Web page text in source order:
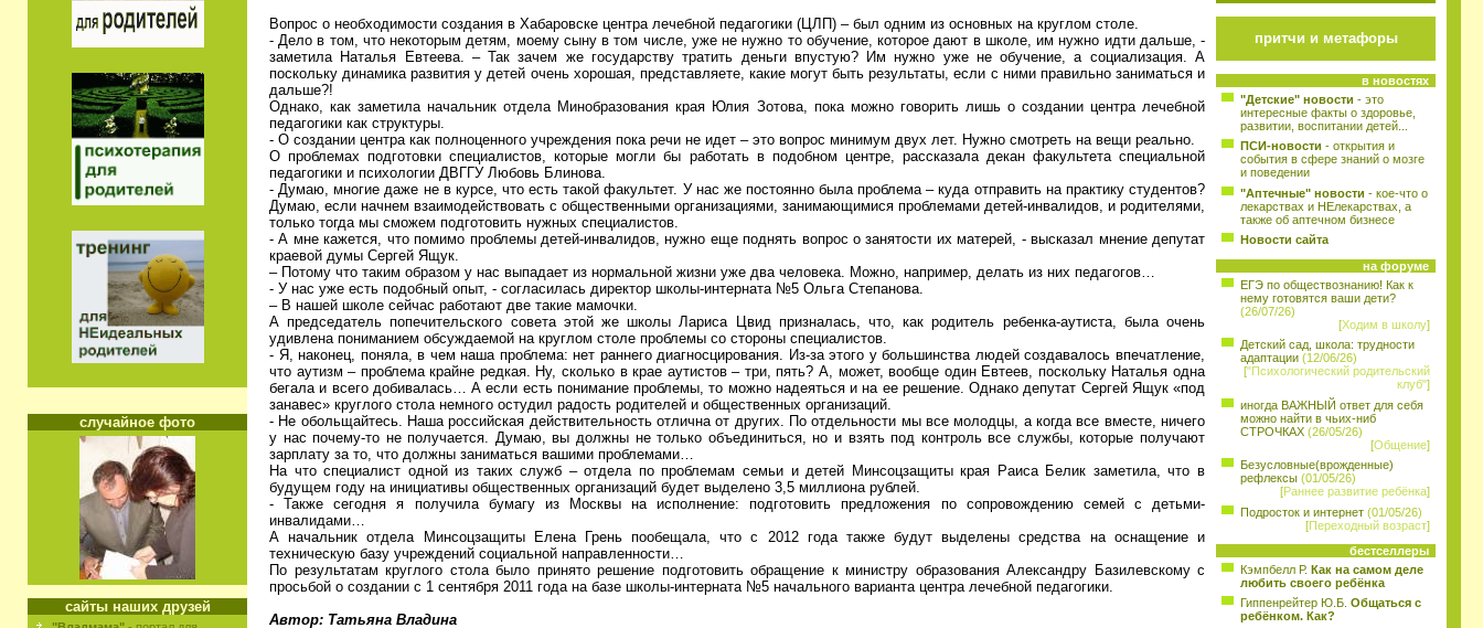
случайное фото
сайты наших друзей
Вопрос о необходимости создания в Хабаровске центра лечебной педагогики (ЦЛП) – был одним из основных на круглом столе.
- Дело в том, что некоторым детям, моему сыну в том числе, уже не нужно то обучение, которое дают в школе, им нужно идти дальше, -
заметила Наталья Евтеева. – Так зачем же государству тратить деньги впустую? Им нужно уже не обучение, а социализация. А
поскольку динамика развития у детей очень хорошая, представляете, какие могут быть результаты, если с ними правильно заниматься и
дальше?!
Однако, как заметила начальник отдела Минобразования края Юлия Зотова, пока можно говорить лишь о создании центра лечебной
педагогики как структуры.
- О создании центра как полноценного учреждения пока речи не идет – это вопрос минимум двух лет. Нужно смотреть на вещи реально.
О проблемах подготовки специалистов, которые могли бы работать в подобном центре, рассказала декан факультета специальной
педагогики и психологии ДВГГУ Любовь Блинова.
- Думаю, многие даже не в курсе, что есть такой факультет. У нас же постоянно была проблема – куда отправить на практику студентов?
Думаю, если начнем взаимодействовать с общественными организациями, занимающимися проблемами детей-инвалидов, и родителями,
только тогда мы сможем подготовить нужных специалистов.
- А мне кажется, что помимо проблемы детей-инвалидов, нужно еще поднять вопрос о занятости их матерей, - высказал мнение депутат
краевой думы Сергей Ящук.
– Потому что таким образом у нас выпадает из нормальной жизни уже два человека. Можно, например, делать из них педагогов…
- У нас уже есть подобный опыт, - согласилась директор школы-интерната №5 Ольга Степанова.
– В нашей школе сейчас работают две такие мамочки.
А председатель попечительского совета этой же школы Лариса Цвид призналась, что, как родитель ребенка-аутиста, была очень
удивлена пониманием обсуждаемой на круглом столе проблемы со стороны специалистов.
- Я, наконец, поняла, в чем наша проблема: нет раннего диагносцирования. Из-за этого у большинства людей создавалось впечатление,
что аутизм – проблема крайне редкая. Ну, сколько в крае аутистов – три, пять? А, может, вообще один Евтеев, поскольку Наталья одна
бегала и всего добивалась… А если есть понимание проблемы, то можно надеяться и на ее решение. Однако депутат Сергей Ящук «под
занавес» круглого стола немного остудил радость родителей и общественных организаций.
- Не обольщайтесь. Наша российская действительность отлична от других. По отдельности мы все молодцы, а когда все вместе, ничего
у нас почему-то не получается. Думаю, вы должны не только объединиться, но и взять под контроль все службы, которые получают
зарплату за то, что должны заниматься вашими проблемами…
На что специалист одной из таких служб – отдела по проблемам семьи и детей Минсоцзащиты края Раиса Белик заметила, что в
будущем году на инициативы общественных организаций будет выделено 3,5 миллиона рублей.
- Также сегодня я получила бумагу из Москвы на исполнение: подготовить предложения по сопровождению семей с детьми-
инвалидами…
А начальник отдела Минсоцзащиты Елена Грень пообещала, что с 2012 года также будут выделены средства на оснащение и
техническую базу учреждений социальной направленности…
По результатам круглого стола было принято решение подготовить обращение к министру образования Александру Базилевскому с
просьбой о создании с 1 сентября 2011 года на базе школы-интерната №5 начального варианта центра лечебной педагогики.
Автор: Татьяна Владина
притчи и метафоры
в новостях
"Детские" новости - это
интересные факты о здоровье,
развитии, воспитании детей...
ПСИ-новости - открытия и
события в сфере знаний о мозге
и поведении
"Аптечные" новости - кое-что о
лекарствах и НЕлекарствах, а
также об аптечном бизнесе
Новости сайта
на форуме
ЕГЭ по обществознанию! Как к
нему готовятся ваши дети?
(26/07/26)
[Ходим в школу]
Детский сад, школа: трудности
адаптации (12/06/26)
["Психологический родительский
клуб"]
иногда ВАЖНЫЙ ответ для себя
можно найти в чьих-ниб
СТРОЧКАХ (26/05/26)
[Общение]
Безусловные(врожденные)
рефлексы (01/05/26)
[Раннее развитие ребёнка]
Подросток и интернет (01/05/26)
[Переходный возраст]
бестселлеры
Кэмпбелл Р. Как на самом деле
любить своего ребёнка
Гиппенрейтер Ю.Б. Общаться с
ребёнком. Как?